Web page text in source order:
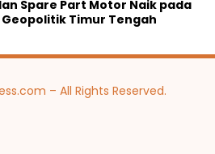
Spare Part Motor Naik pada
Geopolitik Timur Tengah
– All Rights Reserved.